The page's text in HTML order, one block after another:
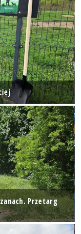
Przetarg